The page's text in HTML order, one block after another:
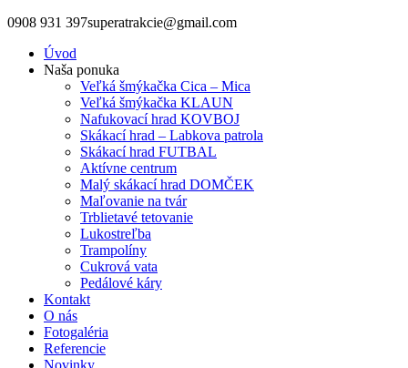
0908 931 397superatrakcie@gmail.com
Úvod
Naša ponuka
Veľká šmýkačka Cica – Mica
Veľká šmýkačka KLAUN
Nafukovací hrad KOVBOJ
Skákací hrad – Labkova patrola
Skákací hrad FUTBAL
Aktívne centrum
Malý skákací hrad DOMČEK
Maľovanie na tvár
Trblietavé tetovanie
Lukostreľba
Trampolíny
Cukrová vata
Pedálové káry
Kontakt
O nás
Fotogaléria
Referencie
Novinky